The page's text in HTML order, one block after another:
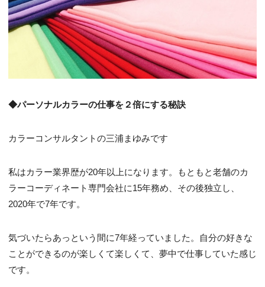
◆パーソナルカラーの仕事を２倍にする秘訣
カラーコンサルタントの三浦まゆみです
私はカラー業界歴が20年以上になります。もともと老舗のカ
ラーコーディネート専門会社に15年務め、その後独立し、
2020年で7年です。
気づいたらあっという間に7年経っていました。自分の好きな
ことができるのが楽しくて楽しくて、夢中で仕事していた感じ
です。